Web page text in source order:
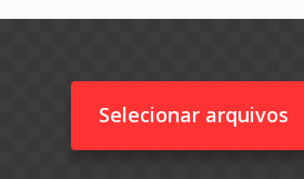
Selecionar arquivos